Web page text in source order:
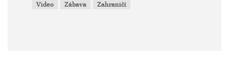
Video
Zábava Zahraničí